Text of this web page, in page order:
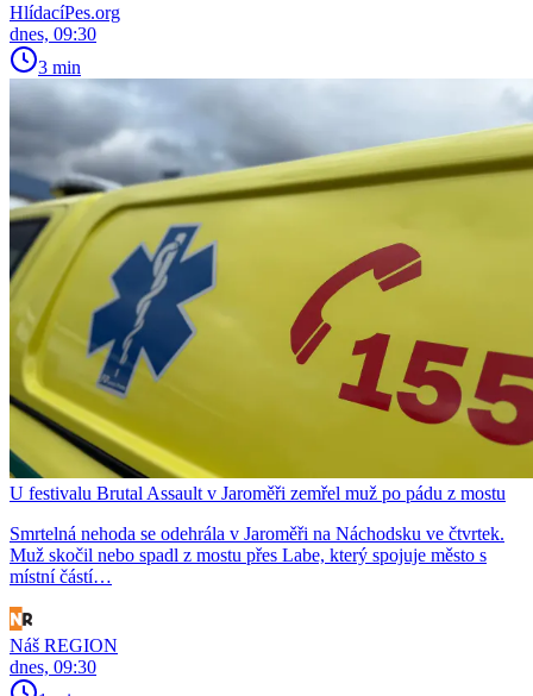
HlídacíPes.org
dnes, 09:30
3 min
U festivalu Brutal Assault v Jaroměři zemřel muž po pádu z mostu
Smrtelná nehoda se odehrála v Jaroměři na Náchodsku ve čtvrtek.
Muž skočil nebo spadl z mostu přes Labe, který spojuje město s
místní částí…
Náš REGION
dnes, 09:30